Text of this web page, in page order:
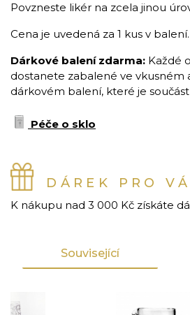
Povzneste likér na zcela jinou
Cena je uvedená za 1 kus v balení.
Dárkové balení zdarma: Každé
dostanete zabalené ve vkusném
dárkovém balení, které je
Péče o sklo
DÁREK PRO
K nákupu nad 3 000 Kč získáte
Související